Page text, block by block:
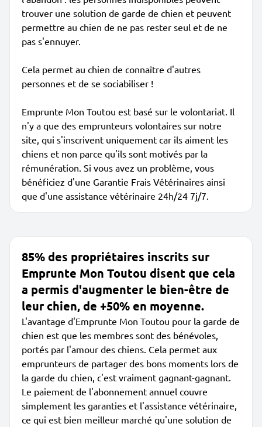
trouver une solution de garde de chien et peuvent
permettre au chien de ne pas rester seul et de ne
pas s'ennuyer.
Cela permet au chien de connaître d'autres
personnes et de se sociabiliser !
Emprunte Mon Toutou est basé sur le volontariat. Il
n'y a que des emprunteurs volontaires sur notre
site, qui s'inscrivent uniquement car ils aiment les
chiens et non parce qu'ils sont motivés par la
rémunération. Si vous avez un problème, vous
bénéficiez d'une Garantie Frais Vétérinaires ainsi
que d'une assistance vétérinaire 24h/24 7j/7.
85% des propriétaires inscrits sur
Emprunte Mon Toutou disent que cela
a permis d'augmenter le bien-être de
leur chien, de +50% en moyenne.
L'avantage d'Emprunte Mon Toutou pour la garde de
chien est que les membres sont des bénévoles,
portés par l'amour des chiens. Cela permet aux
emprunteurs de partager des bons moments lors de
la garde du chien, c'est vraiment gagnant-gagnant.
Le paiement de l'abonnement annuel couvre
simplement les garanties et l'assistance vétérinaire,
ce qui est bien meilleur marché qu'une solution de